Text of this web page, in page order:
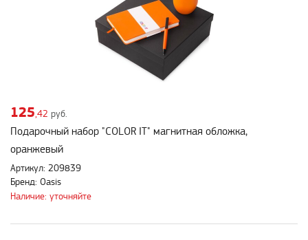
125 ,42 руб.
Подарочный набор "COLOR IT" магнитная обложка,
оранжевый
Артикул: 209839
Бренд: Oasis
Наличие: уточняйте